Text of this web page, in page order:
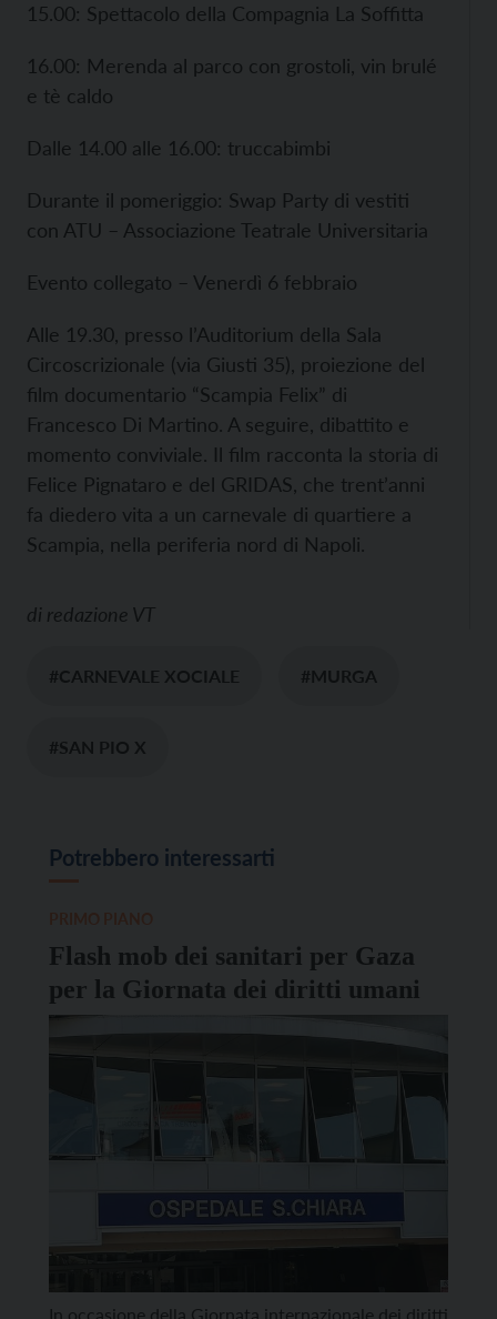
15.00: Spettacolo della Compagnia La Soffitta
16.00: Merenda al parco con grostoli, vin brulé
e tè caldo
Dalle 14.00 alle 16.00: truccabimbi
Durante il pomeriggio: Swap Party di vestiti
con ATU – Associazione Teatrale Universitaria
Evento collegato – Venerdì 6 febbraio
Alle 19.30, presso l’Auditorium della Sala
Circoscrizionale (via Giusti 35), proiezione del
film documentario “Scampia Felix” di
Francesco Di Martino. A seguire, dibattito e
momento conviviale. Il film racconta la storia di
Felice Pignataro e del GRIDAS, che trent’anni
fa diedero vita a un carnevale di quartiere a
Scampia, nella periferia nord di Napoli.
di redazione VT
#CARNEVALE XOCIALE #MURGA
#SAN PIO X
Potrebbero interessarti
Flash mob dei sanitari per Gaza
per la Giornata dei diritti umani
In occasione della Giornata internazionale dei diritti